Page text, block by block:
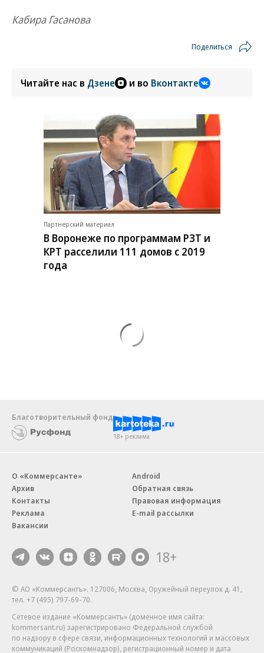
Кабира Гасанова
Поделиться
Читайте нас в Дзене и во Вконтакте
Партнерский материал
В Воронеже по программам РЗТ и
КРТ расселили 111 домов с 2019
года
Благотворительный фонд
18+ реклама
О «Коммерсанте»
Архив
Контакты
Реклама
Вакансии
Android
Обратная связь
Правовая информация
E-mail рассылки
18+
© АО «Коммерсантъ». 127006, Москва, Оружейный переулок д. 41,
тел. +7 (495) 797-69-70.
Сетевое издание «Коммерсантъ» (доменное имя сайта:
kommersant.ru) зарегистрировано Федеральной службой
по надзору в сфере связи, информационных технологий и массовых
коммуникаций (Роскомнадзор), регистрационный номер и дата